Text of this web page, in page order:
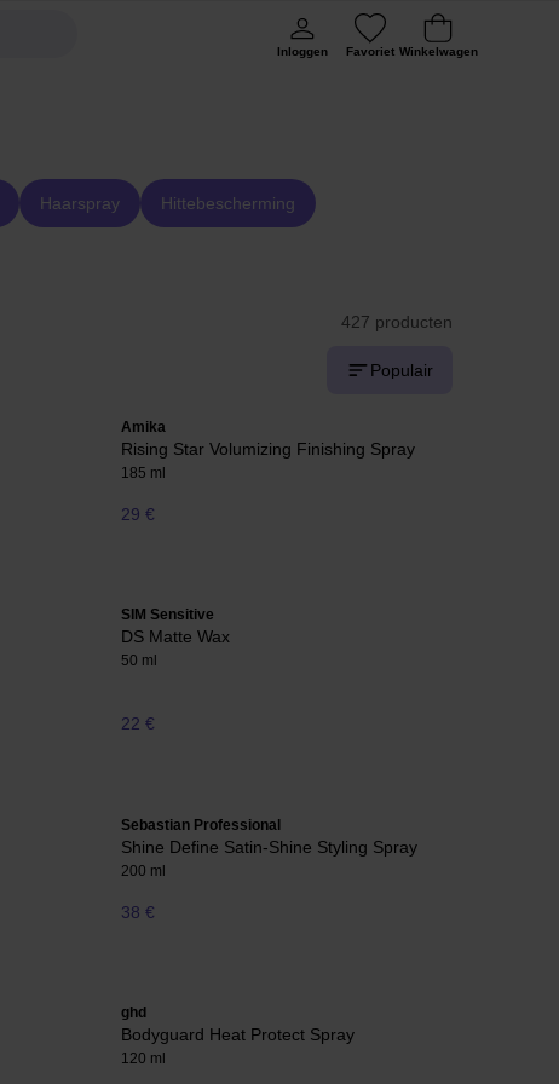
Inloggen Favoriet Winkelwagen
Haarspray Hittebescherming
427 producten
Populair
Amika
Rising Star Volumizing Finishing Spray
185 ml
29 €
SIM Sensitive
DS Matte Wax
50 ml
22 €
Sebastian Professional
Shine Define Satin-Shine Styling Spray
200 ml
38 €
ghd
Bodyguard Heat Protect Spray
120 ml